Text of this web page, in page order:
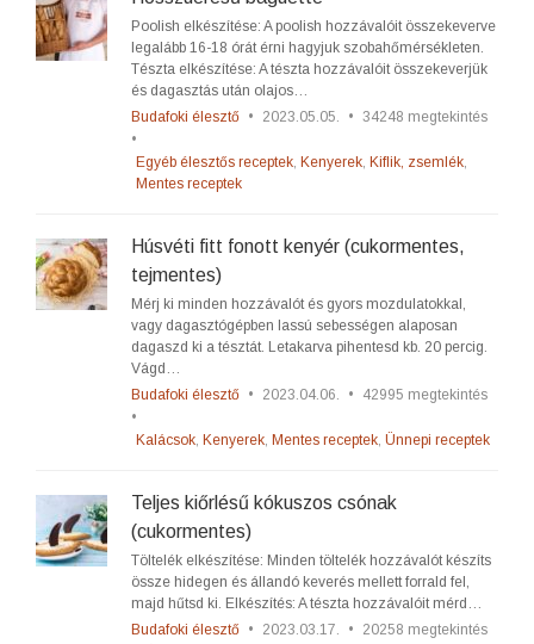
Poolish elkészítése: A poolish hozzávalóit összekeverve
legalább 16-18 órát érni hagyjuk szobahőmérsékleten.
Tészta elkészítése: A tészta hozzávalóit összekeverjük
és dagasztás után olajos…
Budafoki élesztő • 2023.05.05. • 34248 megtekintés
•
Egyéb élesztős receptek, Kenyerek, Kiflik, zsemlék,
Mentes receptek
Húsvéti fitt fonott kenyér (cukormentes,
tejmentes)
Mérj ki minden hozzávalót és gyors mozdulatokkal,
vagy dagasztógépben lassú sebességen alaposan
dagaszd ki a tésztát. Letakarva pihentesd kb. 20 percig.
Vágd…
Budafoki élesztő • 2023.04.06. •
42995 megtekintés
•
Kalácsok, Kenyerek, Mentes receptek, Ünnepi receptek
Teljes kiőrlésű kókuszos csónak
(cukormentes)
Töltelék elkészítése: Minden töltelék hozzávalót készíts
össze hidegen és állandó keverés mellett forrald fel,
majd hűtsd ki. Elkészítés: A tészta hozzávalóit mérd…
Budafoki élesztő • 2023.03.17. •
20258 megtekintés